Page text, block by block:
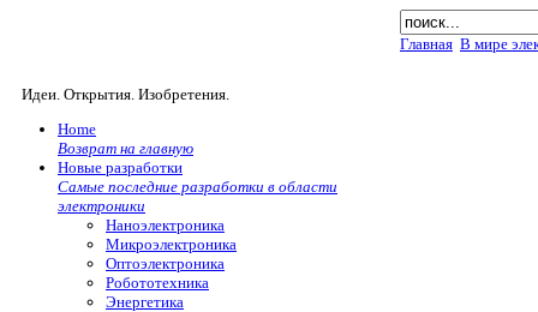
Главная В мире
Идеи. Открытия. Изобретения.
Home
Возврат на главную
Новые разработки
Самые последние разработки в области
электроники
Наноэлектроника
Микроэлектроника
Оптоэлектроника
Робототехника
Энергетика